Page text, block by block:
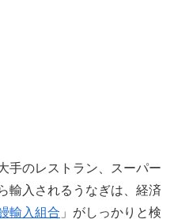
手のレストラン、スーパー
輸入されるうなぎは、経済
輸入組合 」がしっかりと検